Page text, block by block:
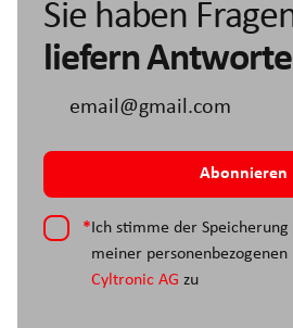
Sie haben
liefern
*Ich stimme der
meiner
Cyltronic AG zu